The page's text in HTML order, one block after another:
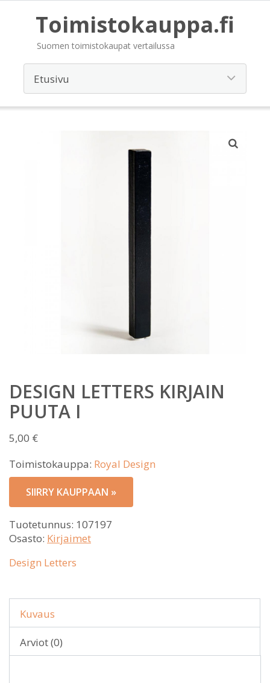
Toimistokauppa.fi
Suomen toimistokaupat vertailussa
DESIGN LETTERS KIRJAIN
PUUTA I
5,00 €
Toimistokauppa: Royal Design
SIIRRY KAUPPAAN »
Tuotetunnus: 107197
Osasto: Kirjaimet
Design Letters
Kuvaus
Arviot (0)